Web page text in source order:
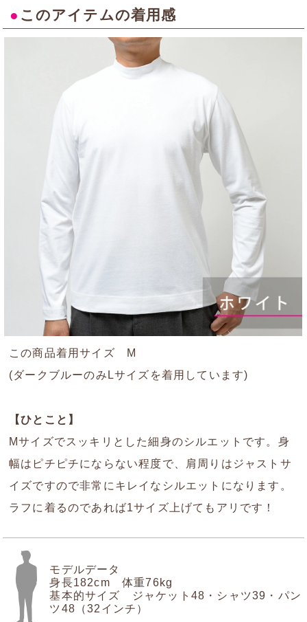
● このアイテムの着用感
この商品着用サイズ M
(ダークブルーのみLサイズを着用しています)
【ひとこと】
Mサイズでスッキリとした細身のシルエットです。身
幅はピチピチにならない程度で、肩周りはジャストサ
イズですので非常にキレイなシルエットになります。
ラフに着るのであれば1サイズ上げてもアリです！
モデルデータ
身長182cm 体重76kg
基本的サイズ ジャケット48・シャツ39・パン
ツ48（32インチ）